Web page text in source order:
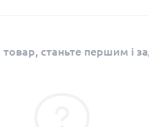
станьте першим і